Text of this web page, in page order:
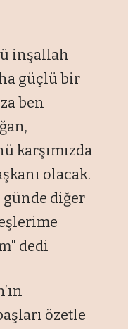
inşallah
güçlü bir
ben
karşımızda
olacak.
diğer
dedi
özetle